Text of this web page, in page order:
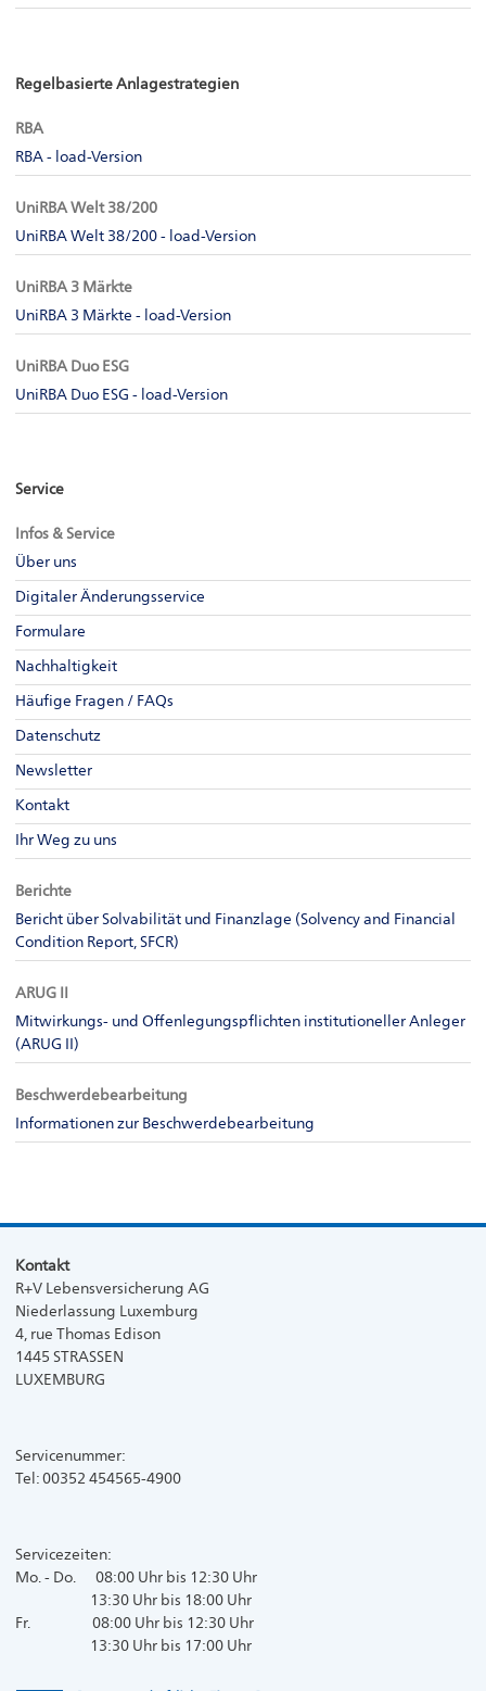
Regelbasierte Anlagestrategien
RBA
RBA - load-Version
UniRBA Welt 38/200
UniRBA Welt 38/200 - load-Version
UniRBA 3 Märkte
UniRBA 3 Märkte - load-Version
UniRBA Duo ESG
UniRBA Duo ESG - load-Version
Service
Infos & Service
Über uns
Digitaler Änderungsservice
Formulare
Nachhaltigkeit
Häufige Fragen / FAQs
Datenschutz
Newsletter
Kontakt
Ihr Weg zu uns
Berichte
Bericht über Solvabilität und Finanzlage (Solvency and Financial
Condition Report, SFCR)
ARUG II
Mitwirkungs- und Offenlegungspflichten institutioneller Anleger
(ARUG II)
Beschwerdebearbeitung
Informationen zur Beschwerdebearbeitung
Kontakt
R+V Lebensversicherung AG
Niederlassung Luxemburg
4, rue Thomas Edison
1445 STRASSEN
LUXEMBURG
Servicenummer:
Tel: 00352 454565-4900
Servicezeiten:
Mo. - Do. 08:00 Uhr bis 12:30 Uhr
13:30 Uhr bis 18:00 Uhr
Fr. 08:00 Uhr bis 12:30 Uhr
13:30 Uhr bis 17:00 Uhr